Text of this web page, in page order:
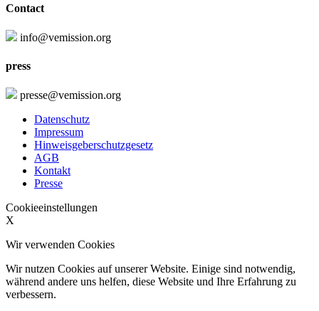
Contact
info@vemission.org
press
presse@vemission.org
Datenschutz
Impressum
Hinweisgeberschutzgesetz
AGB
Kontakt
Presse
Cookieeinstellungen
X
Wir verwenden Cookies
Wir nutzen Cookies auf unserer Website. Einige sind notwendig,
während andere uns helfen, diese Website und Ihre Erfahrung zu
verbessern.